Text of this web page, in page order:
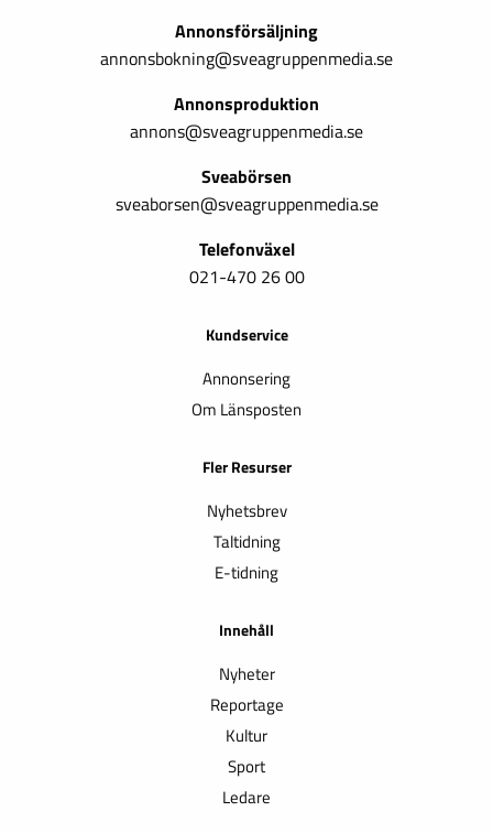
Annonsförsäljning
annonsbokning@sveagruppenmedia.se
Annonsproduktion
annons@sveagruppenmedia.se
Sveabörsen
sveaborsen@sveagruppenmedia.se
Telefonväxel
021-470 26 00
Kundservice
Annonsering
Om Länsposten
Fler Resurser
Nyhetsbrev
Taltidning
E-tidning
Innehåll
Nyheter
Reportage
Kultur
Sport
Ledare